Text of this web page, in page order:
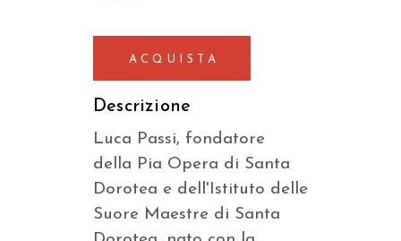
ACQUISTA
Descrizione
Luca Passi, fondatore
della Pia Opera di Santa
Dorotea e dell'Istituto delle
Suore Maestre di Santa